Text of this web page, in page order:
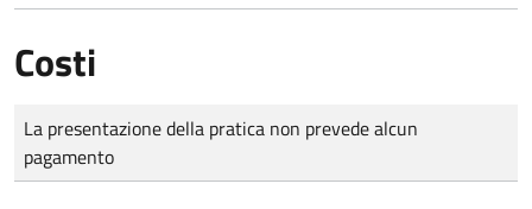
Costi
Tipo di pagamento
Importo
La presentazione della pratica non prevede alcun
pagamento